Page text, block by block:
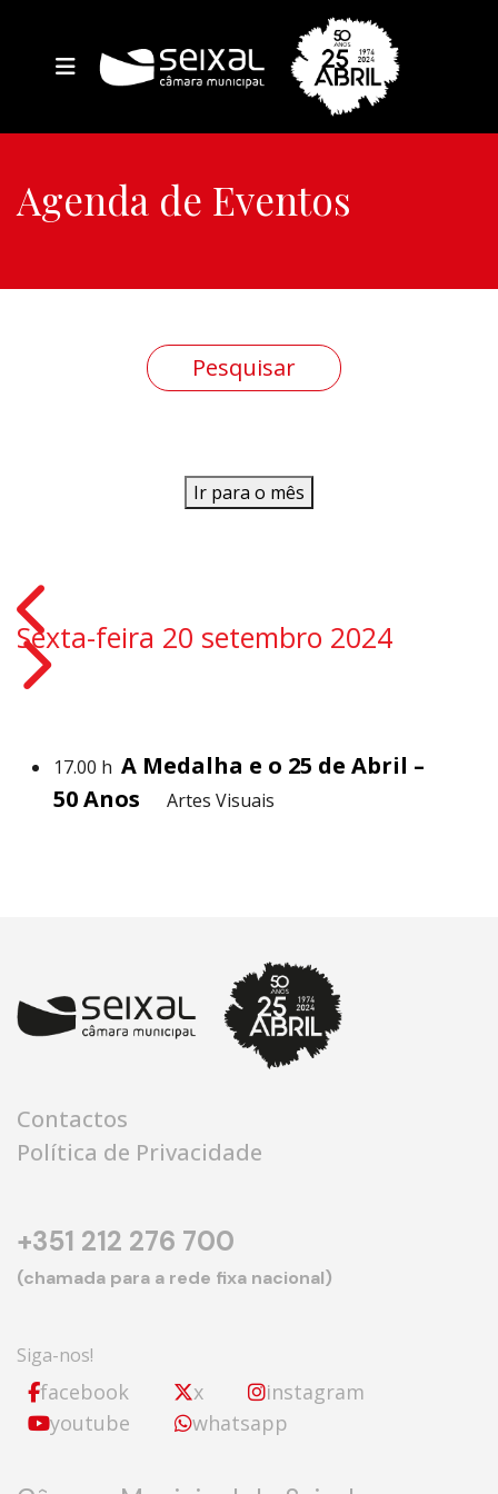
Agenda de Eventos
Ir para o mês
Sexta-feira 20 setembro 2024
17.00 h A Medalha e o 25 de Abril –
50 Anos
Artes Visuais
Contactos
Política de Privacidade
+351 212 276 700
(chamada para a rede fixa nacional)
Siga-nos!
facebook x
instagram
youtube
whatsapp